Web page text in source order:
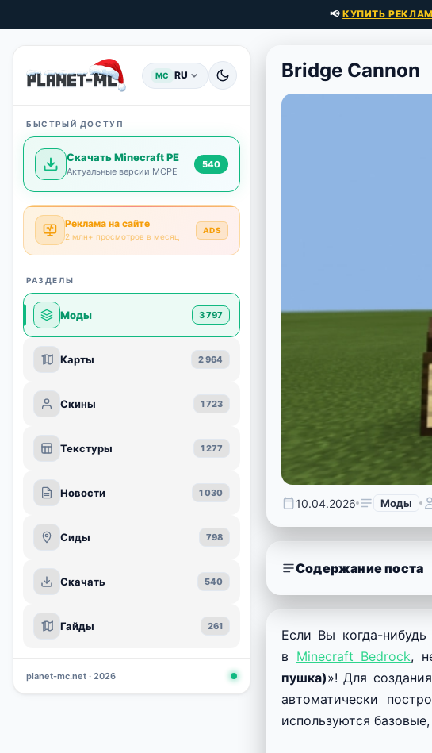
📢КУПИТЬ
MC RU
БЫСТРЫЙ ДОСТУП
Скачать Minecraft PE
Актуальные версии MCPE
540
Реклама на сайте
2 млн+ просмотров в месяц
ADS
РАЗДЕЛЫ
Моды 3 797
Карты 2 964
Скины 1 723
Текстуры 1 277
Новости 1 030
Сиды 798
Скачать 540
Гайды 261
planet-mc.net · 2026
Bridge Cannon
10.04.2026 Моды
Содержание поста
Если Вы когда-
в Minecraft Bedrock,
пушка)»! Для
автоматически
используются